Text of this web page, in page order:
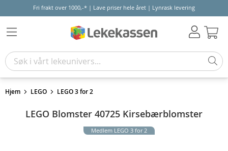
Fri frakt over 1000,-* | Lave priser hele året | Lynrask levering
Hjem LEGO LEGO 3 for 2
LEGO Blomster 40725 Kirsebærblomster
Medlem LEGO 3 for 2